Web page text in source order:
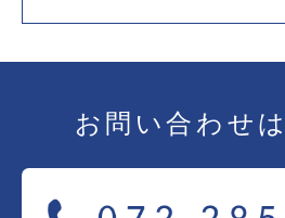
お問い合わせは